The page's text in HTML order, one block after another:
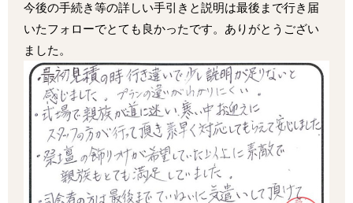
今後の手続き等の詳しい手引きと説明は最後まで行き届
いたフォローでとても良かったです。ありがとうござい
ました。